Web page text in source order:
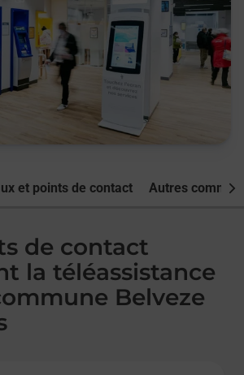
et points de contact Autres
de contact
la téléassistance
Belveze